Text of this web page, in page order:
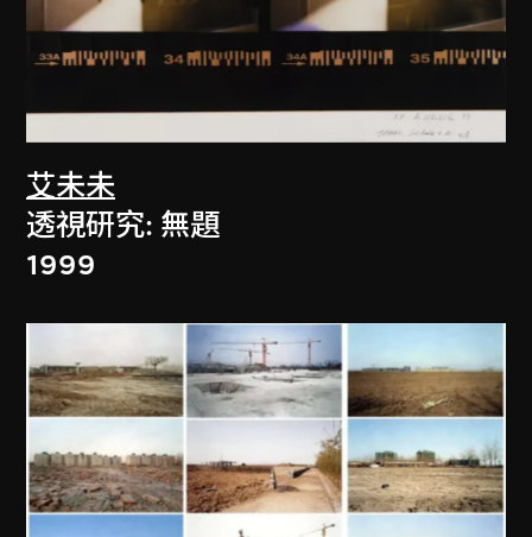
艾未未
透視研究: 無題
1999